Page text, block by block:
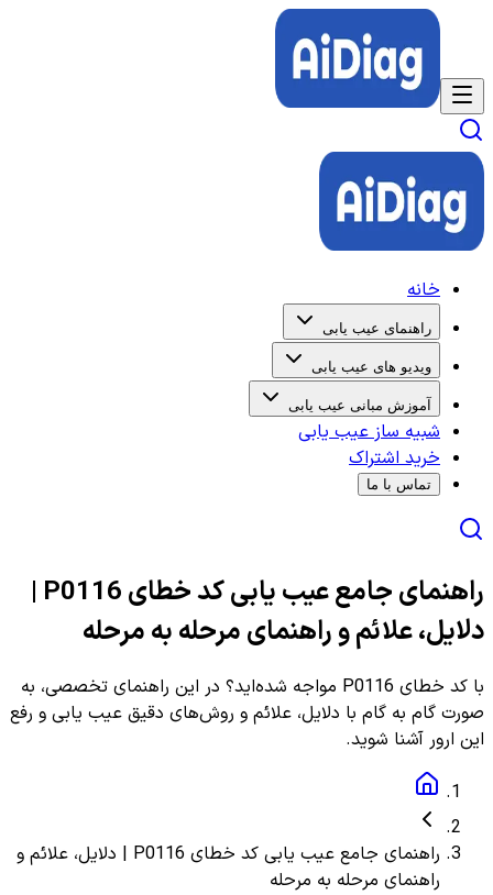
خانه
راهنمای عیب یابی
ویدیو های عیب یابی
آموزش مبانی عیب یابی
شبیه ساز عیب یابی
خرید اشتراک
تماس با ما
راهنمای جامع عیب یابی کد خطای P0116 |
دلایل، علائم و راهنمای مرحله به مرحله
با کد خطای P0116 مواجه شده‌اید؟ در این راهنمای تخصصی، به
صورت گام به گام با دلایل، علائم و روش‌های دقیق عیب یابی و رفع
این ارور آشنا شوید.
راهنمای جامع عیب یابی کد خطای P0116 | دلایل، علائم و
راهنمای مرحله به مرحله